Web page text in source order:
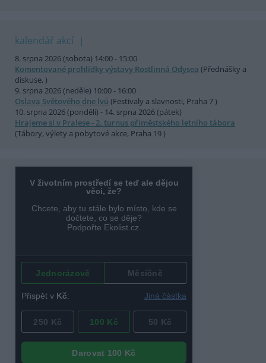
kalendář akcí
8. srpna 2026 (sobota) 14:00 - 15:00
Komentované prohlídky výstavy Rostlinná Odysea (Přednášky a
diskuse, )
9. srpna 2026 (neděle) 10:00 - 16:00
Oslava Světového dne lvů (Festivaly a slavnosti, Praha 7 )
10. srpna 2026 (pondělí) - 14. srpna 2026 (pátek)
Hrajeme si v Pralese - 2. turnus příměstského letního tábora
(Tábory, výlety a pobytové akce, Praha 19 )